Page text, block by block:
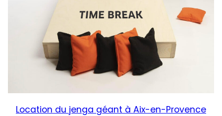
Location du jenga géant à Aix-en-Provence